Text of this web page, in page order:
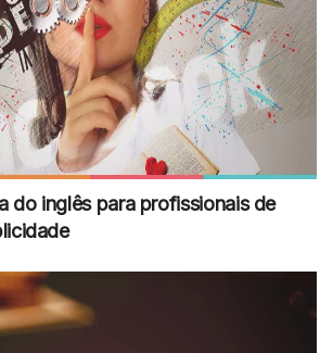
do inglês para profissionais de